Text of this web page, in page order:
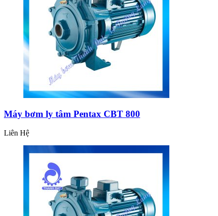
Máy bơm ly tâm Pentax CBT 800
Liên Hệ